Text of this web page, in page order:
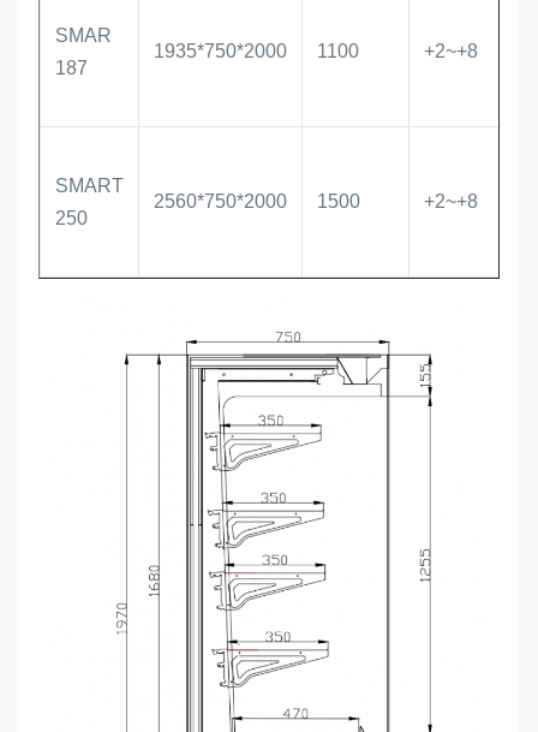
SMAR
187
1935*750*2000 1100 +2~+8
SMART
250
2560*750*2000 1500 +2~+8